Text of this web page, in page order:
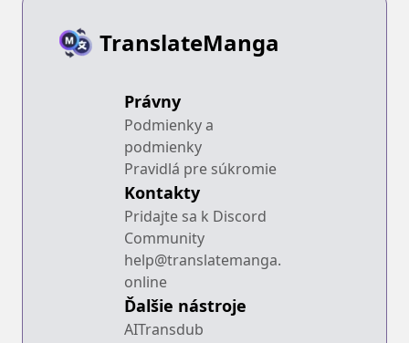
TranslateManga
Právny
Podmienky a
podmienky
Pravidlá pre súkromie
Kontakty
Pridajte sa k Discord
Community
help@translatemanga.
online
Ďalšie nástroje
AITransdub